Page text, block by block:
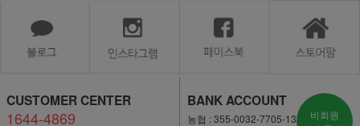
CUSTOMER CENTER
1644-4869
BANK ACCOUNT
농협 : 355-0032-7705-13
비회원